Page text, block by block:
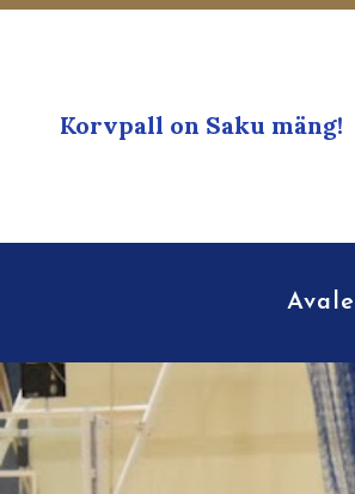
Korvpall on Saku mäng!